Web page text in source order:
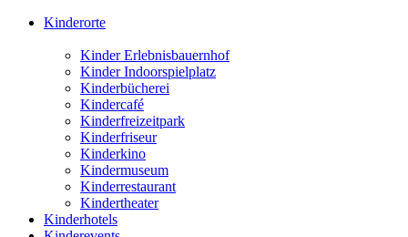
Kinderorte
Kinder Erlebnisbauernhof
Kinder Indoorspielplatz
Kinderbücherei
Kindercafé
Kinderfreizeitpark
Kinderfriseur
Kinderkino
Kindermuseum
Kinderrestaurant
Kindertheater
Kinderhotels